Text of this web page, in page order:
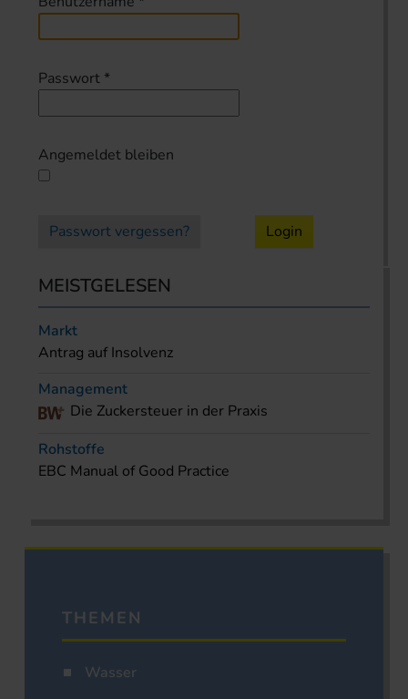
Passwort *
Angemeldet bleiben
Passwort vergessen? Login
MEISTGELESEN
Markt
Antrag auf Insolvenz
Management
Die Zuckersteuer in der Praxis
Rohstoffe
EBC Manual of Good Practice
THEMEN
Wasser